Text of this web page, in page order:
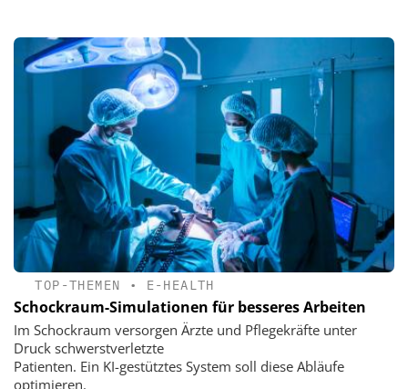
TOP-THEMEN • E-HEALTH
Schockraum-Simulationen für besseres Arbeiten
Im Schockraum versorgen Ärzte und Pflegekräfte unter
Druck schwerstverletzte
Patienten. Ein KI-gestütztes System soll diese Abläufe
optimieren.